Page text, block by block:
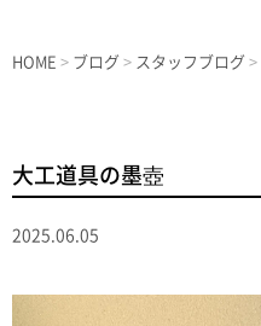
HOME > ブログ > スタッフブログ >
大工道具の墨壺
2025.06.05